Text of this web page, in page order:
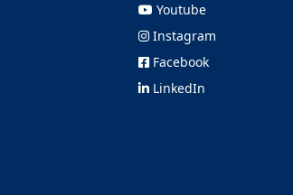
Youtube
Instagram
Facebook
LinkedIn